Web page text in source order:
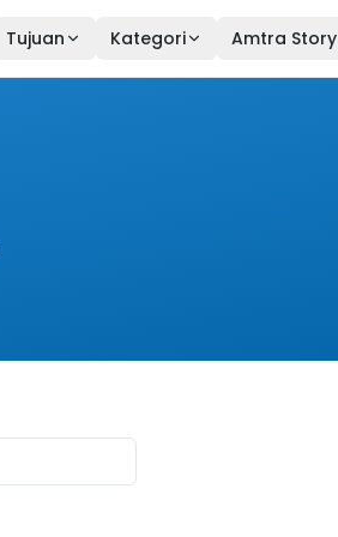
Tujuan Kategori Amtra Story